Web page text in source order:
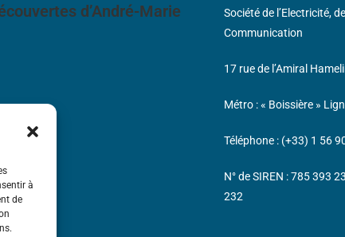
à
de
d’André-Marie
Société de l’Electricité,
Communication
17 rue de l’Amiral
Métro : « Boissière »
Téléphone : (+33) 1 56
N° de SIREN : 785 393
232